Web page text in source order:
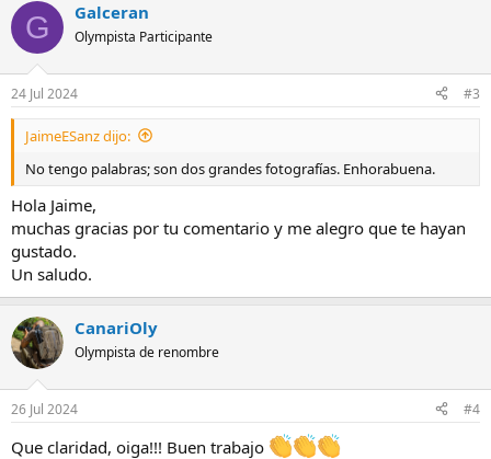
G Galceran
Olympista Participante
24 Jul 2024 #3
JaimeESanz dijo:
No tengo palabras; son dos grandes fotografías. Enhorabuena.
Hola Jaime,
muchas gracias por tu comentario y me alegro que te hayan
gustado.
Un saludo.
CanariOly
Olympista de renombre
26 Jul 2024 #4
Que claridad, oiga!!! Buen trabajo